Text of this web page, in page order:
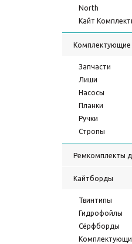
North
Кайт
Комплектующие
Запчасти
Лиши
Насосы
Планки
Ручки
Стропы
Ремкомплекты
Кайтборды
Твинтипы
Гидрофойлы
Сёрфборды